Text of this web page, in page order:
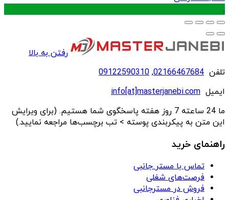
.
رفتن به بالا
تلفن 02166467684
,
09122590310
ایمیل info[at]masterjanebi.com
ما 24 ساعته 7 روز هفته پاسخگوی شما هستیم. (برای ویرایش
این متن به پیکربندی پوسته > تب برچسب‌ها مراجعه نمایید.)
راهنمای خرید
تماس با مستر جانبی
فرصت‌های شغلی
فروش در مسترجانبی